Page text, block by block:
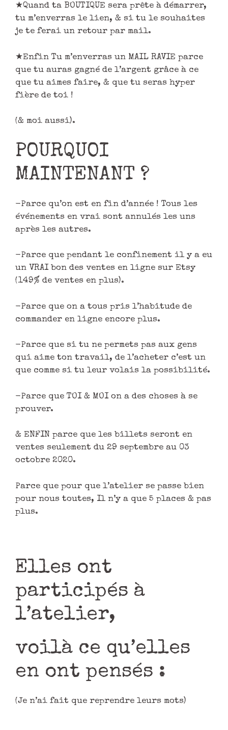
★Quand ta BOUTIQUE sera prête à démarrer,
tu m’enverras le lien, & si tu le souhaites
je te ferai un retour par mail.
★Enfin Tu m’enverras un MAIL RAVIE parce
que tu auras gagné de l’argent grâce à ce
que tu aimes faire, & que tu seras hyper
fière de toi !
(& moi aussi).
POURQUOI
MAINTENANT ?
-Parce qu’on est en fin d’année ! Tous les
événements en vrai sont annulés les uns
après les autres.
-Parce que pendant le confinement il y a eu
un VRAI bon des ventes en ligne sur Etsy
(149% de ventes en plus).
-Parce que on a tous pris l’habitude de
commander en ligne encore plus.
-Parce que si tu ne permets pas aux gens
qui aime ton travail, de l’acheter c’est un
que comme si tu leur volais la possibilité.
-Parce que TOI & MOI on a des choses à se
prouver.
& ENFIN parce que les billets seront en
ventes seulement du 29 septembre au 03
octobre 2020.
Parce que pour que l’atelier se passe bien
pour nous toutes, Il n’y a que 5 places & pas
plus.
Elles ont
participés à
l’atelier,
voilà ce qu’elles
en ont pensés :
(Je n’ai fait que reprendre leurs mots)